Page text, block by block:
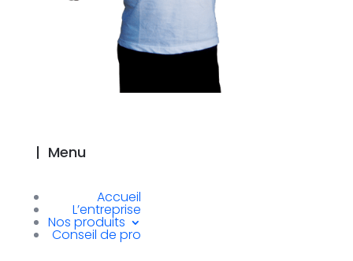
| Menu
Accueil
L’entreprise
Nos produits
Conseil de pro